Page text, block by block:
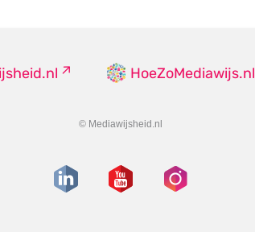
HoeZoMediawijs.nl
© Mediawijsheid.nl